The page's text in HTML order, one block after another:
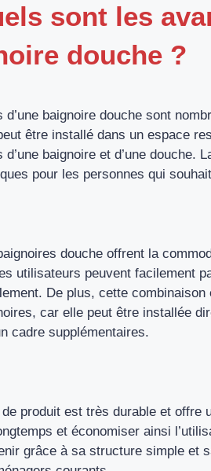
sont les
douche ?
d’une baignoire douche sont
être installé dans un espace
d’une baignoire et d’une
pour les personnes qui
douche offrent la
utilisateurs peuvent facilement
De plus, cette
car elle peut être installée
cadre supplémentaires.
produit est très durable et offre
et économiser ainsi
grâce à sa structure simple et